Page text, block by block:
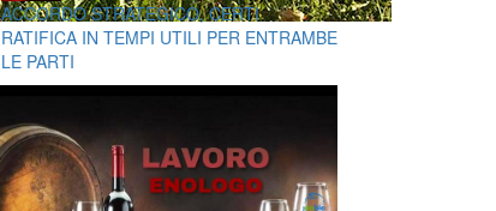
ACCORDO STRATEGICO, CERTI
RATIFICA IN TEMPI UTILI PER ENTRAMBE
LE PARTI